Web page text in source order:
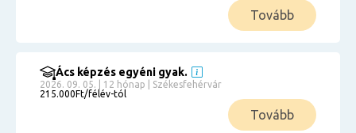
Tovább
Ács képzés egyéni gyak.
2026. 09. 05. | 12 hónap | Székesfehérvár
215.000Ft/félév-tól
Tovább